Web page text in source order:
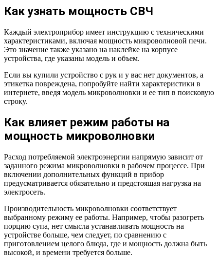
Как узнать мощность СВЧ
Каждый электроприбор имеет инструкцию с техническими
характеристиками, включая мощность микроволновой печи.
Это значение также указано на наклейке на корпусе
устройства, где указаны модель и объем.
Если вы купили устройство с рук и у вас нет документов, а
этикетка повреждена, попробуйте найти характеристики в
интернете, введя модель микроволновки и ее тип в поисковую
строку.
Как влияет режим работы на
мощность микроволновки
Расход потребляемой электроэнергии напрямую зависит от
заданного режима микроволновки в рабочем процессе. При
включении дополнительных функций в прибор
предусматривается обязательно и предстоящая нагрузка на
электросеть.
Производительность микроволновки соответствует
выбранному режиму ее работы. Например, чтобы разогреть
порцию супа, нет смысла устанавливать мощность на
устройстве больше, чем следует, по сравнению с
приготовлением целого блюда, где и мощность должна быть
высокой, и времени требуется больше.